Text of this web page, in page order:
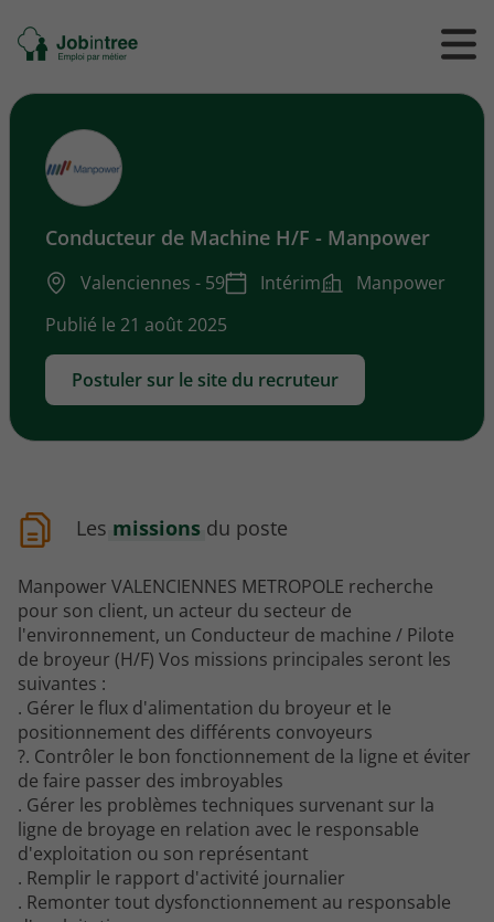
Se
rendre
Ouvrir
/
le
Conducteur de Machine H/F - Manpower
Valenciennes - 59 Intérim
Manpower
Publié le 21 août 2025
Postuler sur le site du recruteur
Les missions du poste
Manpower VALENCIENNES METROPOLE recherche
pour son client, un acteur du secteur de
l'environnement, un Conducteur de machine / Pilote
de broyeur (H/F) Vos missions principales seront les
suivantes :
. Gérer le flux d'alimentation du broyeur et le
positionnement des différents convoyeurs
?. Contrôler le bon fonctionnement de la ligne et éviter
de faire passer des imbroyables
. Gérer les problèmes techniques survenant sur la
ligne de broyage en relation avec le responsable
d'exploitation ou son représentant
. Remplir le rapport d'activité journalier
. Remonter tout dysfonctionnement au responsable